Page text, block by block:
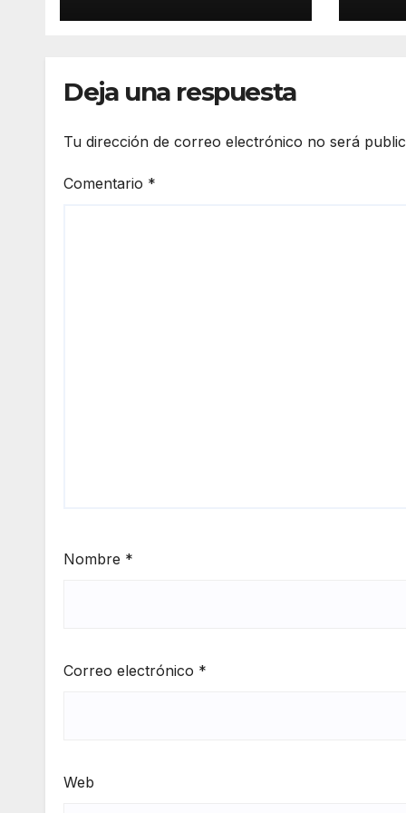
verdad y las
Deja una respuesta
Tu dirección de correo electrónico no será
Comentario *
Nombre *
Correo electrónico *
Web